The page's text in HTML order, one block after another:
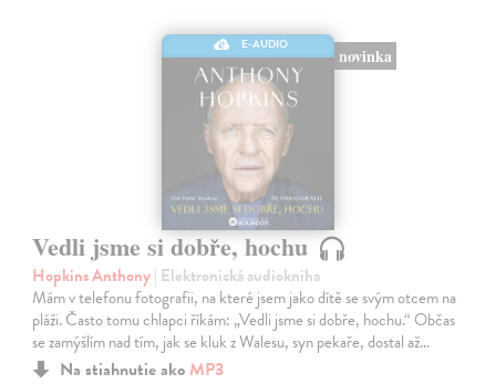
E-AUDIO
novinka
Vedli jsme si dobře, hochu
Hopkins Anthony| Elektronická audiokniha
Mám v telefonu fotografii, na které jsem jako dítě se svým otcem na
pláži. Často tomu chlapci říkám: „Vedli jsme si dobře, hochu.“ Občas
se zamýšlím nad tím, jak se kluk z Walesu, syn pekaře, dostal až…
Na stiahnutie ako MP3